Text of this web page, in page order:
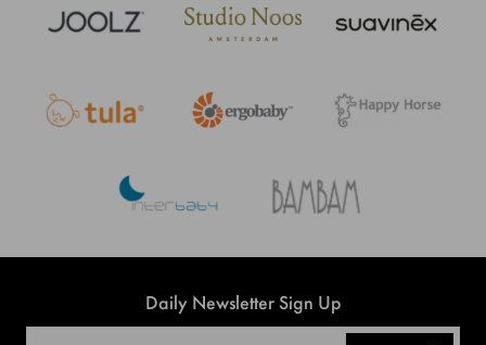
Daily Newsletter Sign Up